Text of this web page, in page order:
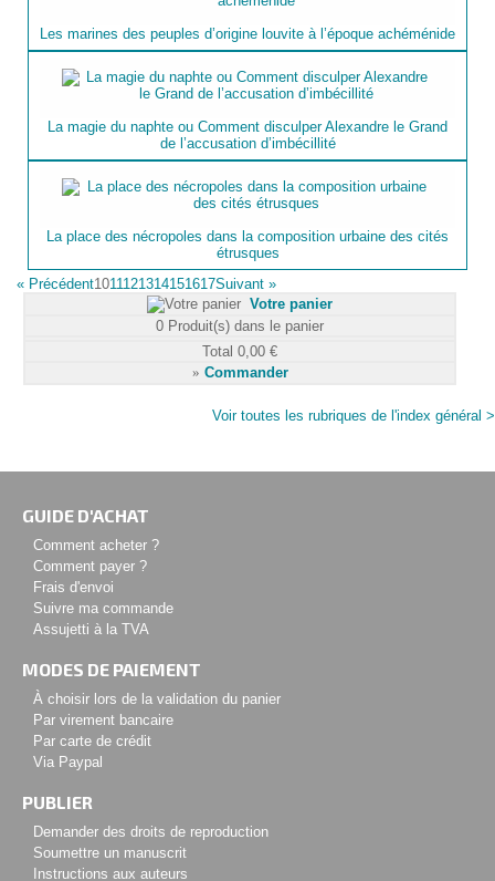
Les marines des peuples d’origine louvite à l’époque achéménide
La magie du naphte ou Comment disculper Alexandre le Grand
de l’accusation d’imbécillité
La place des nécropoles dans la composition urbaine des cités
étrusques
« Précédent1011121314151617Suivant »
Votre panier
0 Produit(s) dans le panier
Total 0,00 €
» Commander
Voir toutes les rubriques de l'index général >
GUIDE D'ACHAT
Comment acheter ?
Comment payer ?
Frais d'envoi
Suivre ma commande
Assujetti à la TVA
MODES DE PAIEMENT
À choisir lors de la validation du panier
Par virement bancaire
Par carte de crédit
Via Paypal
PUBLIER
Demander des droits de reproduction
Soumettre un manuscrit
Instructions aux auteurs